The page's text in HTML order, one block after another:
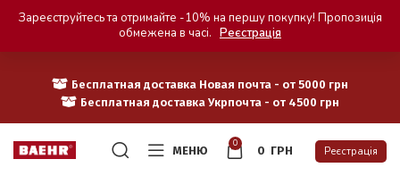
Бесплатная доставка Новая почта - от 5000 грн
Бесплатная доставка Укрпочта - от 4500 грн
МЕНЮ
0
0 ГРН Реєстрація
Зареєструйтесь та отримайте -10% на першу покупку! Пропозиція
обмежена в часі. Реєстрація